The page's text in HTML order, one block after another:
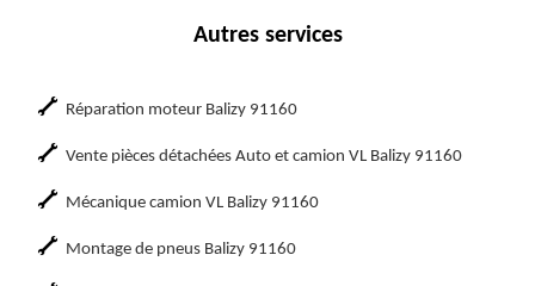
Autres services
Réparation moteur Balizy 91160
Vente pièces détachées Auto et camion VL Balizy 91160
Mécanique camion VL Balizy 91160
Montage de pneus Balizy 91160